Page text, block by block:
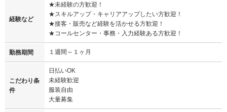
経験など
★未経験の方歓迎！
★スキルアップ・キャリアアップしたい方歓迎！
★接客・販売など経験を活かせる方歓迎！
★コールセンター・事務・入力経験ある方歓迎！
勤務期間 １週間～１ヶ月
こだわり条
件
日払いOK
未経験歓迎
服装自由
大量募集